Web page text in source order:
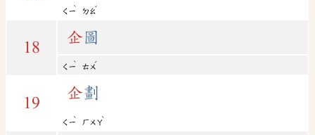
ㄑㄧ
ˋ
ㄉㄠ
ˇ
18
企圖
ㄑㄧ
ˋ
ㄊㄨ
ˊ
19
企劃
ㄑㄧ
ˋ
ㄏㄨㄚ
ˋ